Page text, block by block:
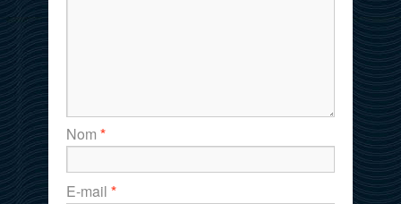
Nom *
E-mail *